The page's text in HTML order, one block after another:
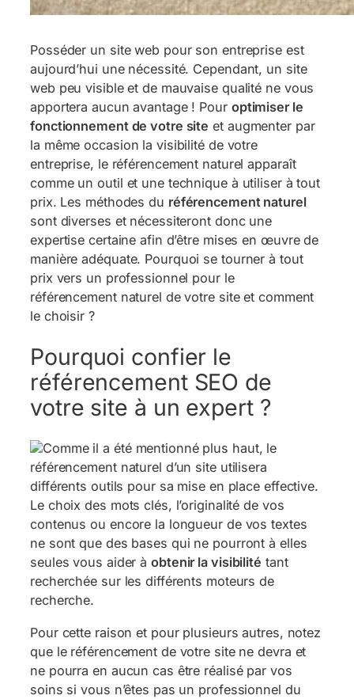
Posséder un site web pour son entreprise est
aujourd’hui une nécessité. Cependant, un site
web peu visible et de mauvaise qualité ne vous
apportera aucun avantage ! Pour optimiser le
fonctionnement de votre site et augmenter par
la même occasion la visibilité de votre
entreprise, le référencement naturel apparaît
comme un outil et une technique à utiliser à tout
prix. Les méthodes du référencement naturel
sont diverses et nécessiteront donc une
expertise certaine afin d’être mises en œuvre de
manière adéquate. Pourquoi se tourner à tout
prix vers un professionnel pour le
référencement naturel de votre site et comment
le choisir ?
Pourquoi confier le
référencement SEO de
votre site à un expert ?
Comme il a été mentionné plus haut, le
référencement naturel d’un site utilisera
différents outils pour sa mise en place effective.
Le choix des mots clés, l’originalité de vos
contenus ou encore la longueur de vos textes
ne sont que des bases qui ne pourront à elles
seules vous aider à obtenir la visibilité tant
recherchée sur les différents moteurs de
recherche.
Pour cette raison et pour plusieurs autres, notez
que le référencement de votre site ne devra et
ne pourra en aucun cas être réalisé par vos
soins si vous n’êtes pas un professionnel du